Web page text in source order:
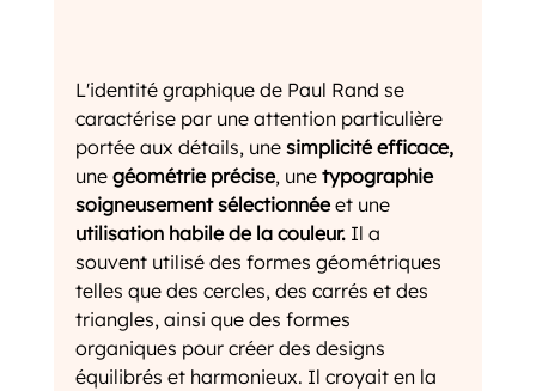
L'identité graphique de Paul Rand se
caractérise par une attention particulière
portée aux détails, une simplicité efficace,
une géométrie précise, une typographie
soigneusement sélectionnée et une
utilisation habile de la couleur. Il a
souvent utilisé des formes géométriques
telles que des cercles, des carrés et des
triangles, ainsi que des formes
organiques pour créer des designs
équilibrés et harmonieux. Il croyait en la